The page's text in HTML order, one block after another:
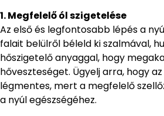
1. Megfelelő ól szigetelése
Az első és legfontosabb lépés a
falait belülről béleld ki szalmával,
hőszigetelő anyaggal, hogy
hőveszteséget. Ügyelj arra, hogy
légmentes, mert a megfelelő
a nyúl egészségéhez.